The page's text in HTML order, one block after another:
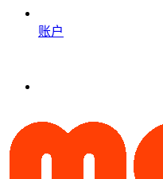
账户